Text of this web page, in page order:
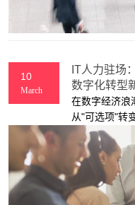
10
March
IT人力驻场
数字化转型
在数字经济浪
从"可选项"转
变的技术迭代
建设的平衡
限性。